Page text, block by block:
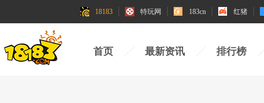
18183 特玩网 183cn 红猪
18183 特玩网 183cn 红猪
首页 最新资讯 排行榜